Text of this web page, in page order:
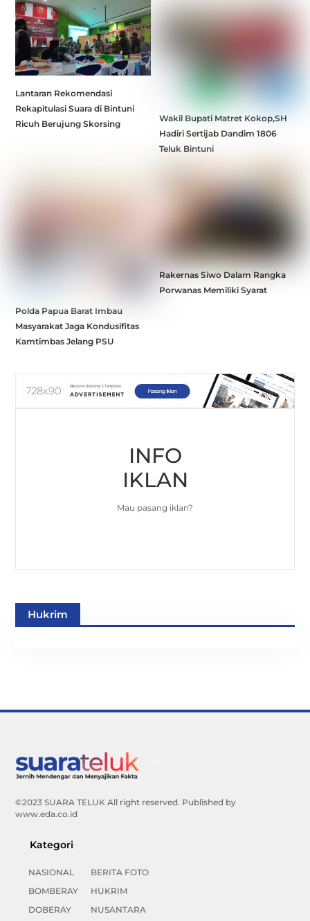
Lantaran Rekomendasi
Rekapitulasi Suara di Bintuni
Ricuh Berujung Skorsing
Wakil Bupati Matret Kokop,SH
Hadiri Sertijab Dandim 1806
Teluk Bintuni
Polda Papua Barat Imbau
Masyarakat Jaga Kondusifitas
Kamtimbas Jelang PSU
Rakernas Siwo Dalam Rangka
Porwanas Memiliki Syarat
INFO
IKLAN
Mau pasang iklan?
Hukrim
©2023 SUARA TELUK All right reserved. Published by
www.eda.co.id
Kategori
NASIONAL
BOMBERAY
DOBERAY
BERITA FOTO
HUKRIM
NUSANTARA